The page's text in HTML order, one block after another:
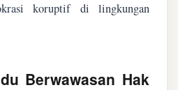
koruptif di lingkungan
Berwawasan Hak